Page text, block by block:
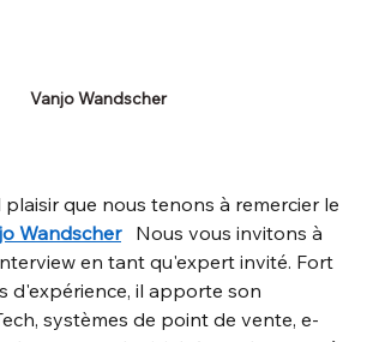
Vanjo Wandscher
que nous tenons à remercier le
Wandscher
Nous vous invitons à
en tant qu'expert invité. Fort
d'expérience, il apporte son
systèmes de point de vente, e-